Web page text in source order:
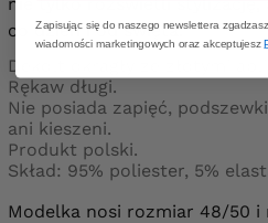
co dzień i od święta.
Dekolt okrągły ze złotymi
Rękaw długi.
Nie posiada zapięć,
ani kieszeni.
Produkt polski.
Skład: 95% poliester, 5%
Modelka nosi rozmiar 48/50 i
Zapisując się do naszego newslettera
wiadomości marketingowych oraz akceptujesz